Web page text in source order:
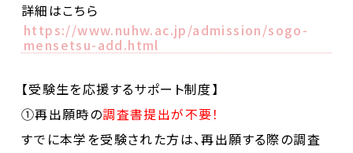
詳細はこちら
https://www.nuhw.ac.jp/admission/sogo-
mensetsu-add.html
【受験生を応援するサポート制度】
①再出願時の調査書提出が不要！
すでに本学を受験された方は、再出願する際の調査